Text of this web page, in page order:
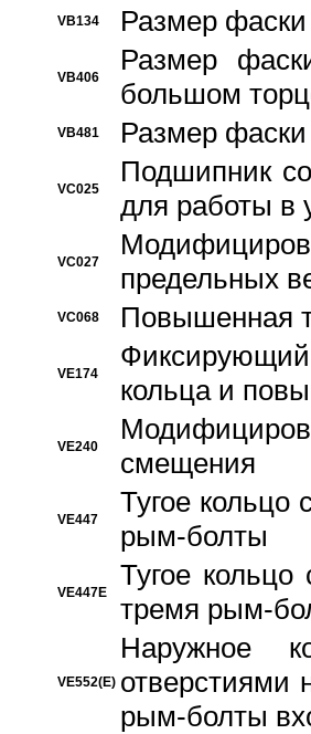
VB134 Размер
VB406
Размер
большом
VB481 Размер
VC025
Подшипник
для работы в
VC027
предельных
VC068 Повышенная
VE174
Фиксирующий
кольца и
VE240
смещения
VE447
Тугое кольцо
рым-болты
VE447E
Тугое
тремя рым-
VE552(E)
Наружное
отверстиями
рым-болты